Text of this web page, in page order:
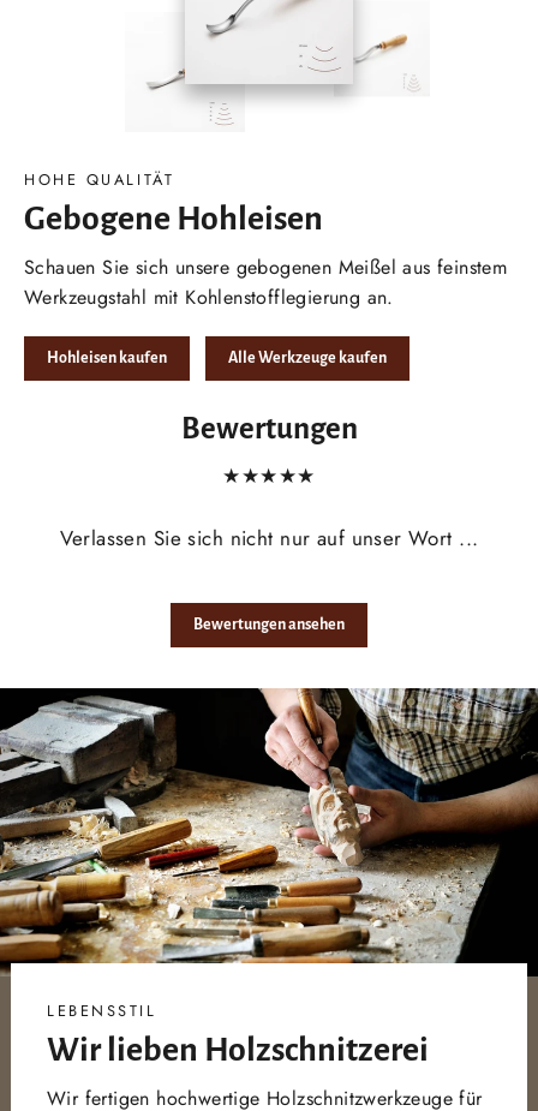
HOHE QUALITÄT
Gebogene Hohleisen
Schauen Sie sich unsere gebogenen Meißel aus feinstem
Werkzeugstahl mit Kohlenstofflegierung an.
Hohleisen kaufen Alle Werkzeuge kaufen
Bewertungen
★★★★★
Verlassen Sie sich nicht nur auf unser Wort ...
Bewertungen ansehen
LEBENSSTIL
Wir lieben Holzschnitzerei
Wir fertigen hochwertige Holzschnitzwerkzeuge für